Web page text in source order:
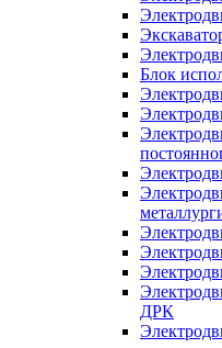
Блок
ДРК